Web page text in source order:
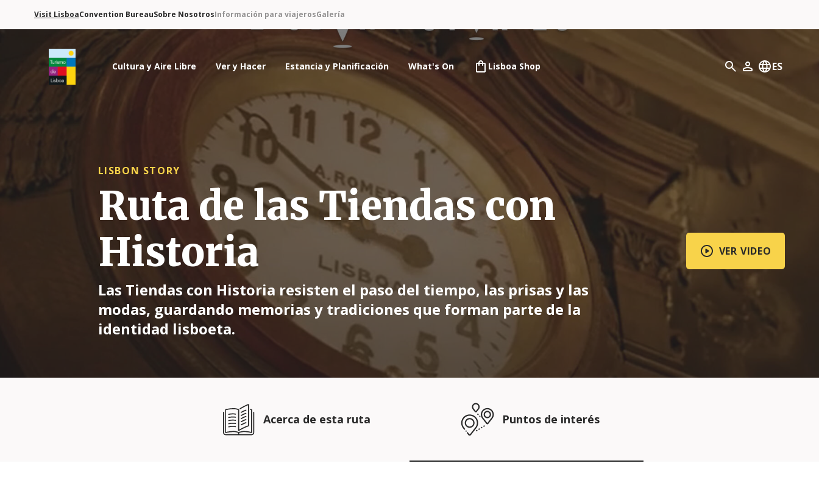
Visit LisboaConvention BureauSobre NosotrosInformación para viajerosGalería
Logo de Turismo de Lisboa
Cultura y Aire Libre Ver y Hacer Estancia y Planificación What's On Lisboa Shop Búsqueda
Mi perfil
ES
LISBON STORY
Ruta de las Tiendas con
Historia
Las Tiendas con Historia resisten el paso del tiempo, las prisas y las
modas, guardando memorias y tradiciones que forman parte de la
identidad lisboeta.
VER VIDEO
Acerca de esta ruta Puntos de interés